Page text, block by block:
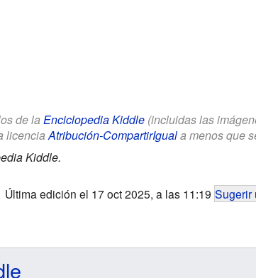
de la Enciclopedia Kiddle(incluidas las
licencia Atribución-CompartirIguala menos que
Kiddle.
Última edición el 17 oct 2025, a las 11:19 Sugerir